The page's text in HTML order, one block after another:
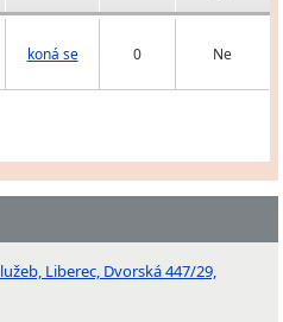
koná se 0 Ne
Liberec, Dvorská 447/29,